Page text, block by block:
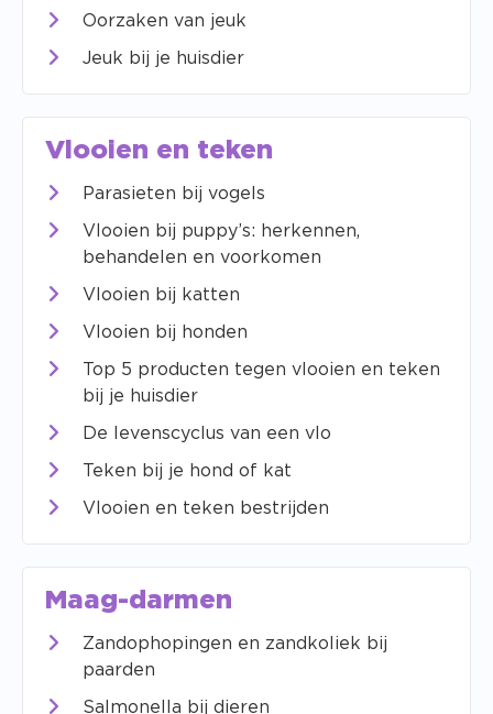
Oorzaken van jeuk
Jeuk bij je huisdier
Vlooien en teken
Parasieten bij vogels
Vlooien bij puppy’s: herkennen,
behandelen en voorkomen
Vlooien bij katten
Vlooien bij honden
Top 5 producten tegen vlooien en teken
bij je huisdier
De levenscyclus van een vlo
Teken bij je hond of kat
Vlooien en teken bestrijden
Maag-darmen
Zandophopingen en zandkoliek bij
paarden
Salmonella bij dieren